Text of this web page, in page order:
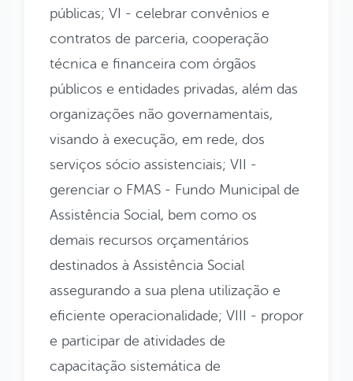
públicas; VI - celebrar convênios e
contratos de parceria, cooperação
técnica e financeira com órgãos
públicos e entidades privadas, além das
organizações não governamentais,
visando à execução, em rede, dos
serviços sócio assistenciais; VII -
gerenciar o FMAS - Fundo Municipal de
Assistência Social, bem como os
demais recursos orçamentários
destinados à Assistência Social
assegurando a sua plena utilização e
eficiente operacionalidade; VIII - propor
e participar de atividades de
capacitação sistemática de